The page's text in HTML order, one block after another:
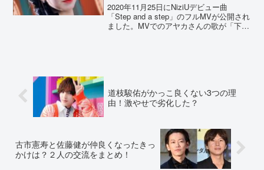
2020年11月25日にNiziUデビュー曲
「Step and a step」のフルMVが公開され
ました。MVでのアヤカさんの歌が「下手
道枝駿佑がかっこ良くない3つの理
由！激やせで劣化した？
古市憲寿と佐藤健が仲良くなったきっ
かけは？２人の交流をまとめ！